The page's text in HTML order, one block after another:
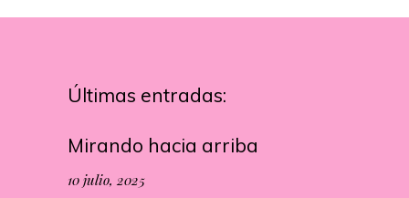
Últimas entradas:
Mirando hacia arriba
10 julio, 2025